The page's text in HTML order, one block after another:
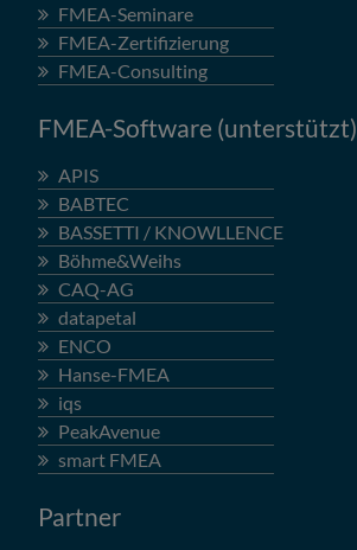
FMEA-Seminare
FMEA-Zertifizierung
FMEA-Consulting
FMEA-Software (unterstützt)
APIS
BABTEC
BASSETTI / KNOWLLENCE
Böhme&Weihs
CAQ-AG
datapetal
ENCO
Hanse-FMEA
iqs
PeakAvenue
smart FMEA
Partner